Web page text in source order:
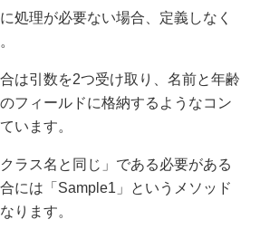
処理が必要ない場合、定義しなく
は引数を2つ受け取り、名前と年齢
フィールドに格納するようなコン
います。
ラス名と同じ」である必要がある
には「Sample1」というメソッド
ります。